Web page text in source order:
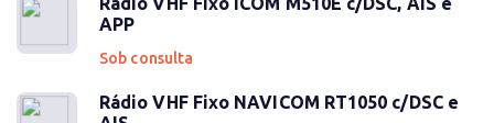
APP
Sob consulta
Rádio VHF Fixo NAVICOM RT1050 c/DSC e